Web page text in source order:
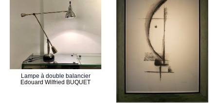
Lampe à double balancier
Edouard Wilfried BUQUET